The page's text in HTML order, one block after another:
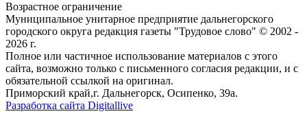
Возрастное ограничение
Муниципальное унитарное предприятие дальнегорского
городского округа редакция газеты "Трудовое слово" © 2002 -
2026 г.
Полное или частичное использование материалов с этого
сайта, возможно только с письменного согласия редакции, и с
обязательной ссылкой на оригинал.
Приморский край,г. Дальнегорск, Осипенко, 39а.
Разработка сайта Digitallive